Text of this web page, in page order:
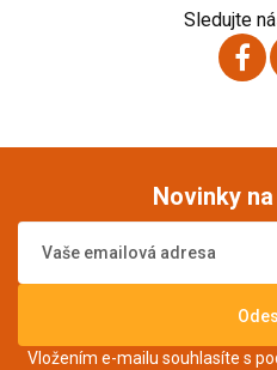
Sledujte
Novinky
Vložením e-mailu souhlasíte s